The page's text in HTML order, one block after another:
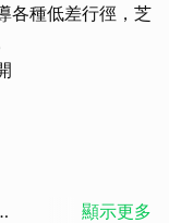
各種低差行徑，芝
顯示更多